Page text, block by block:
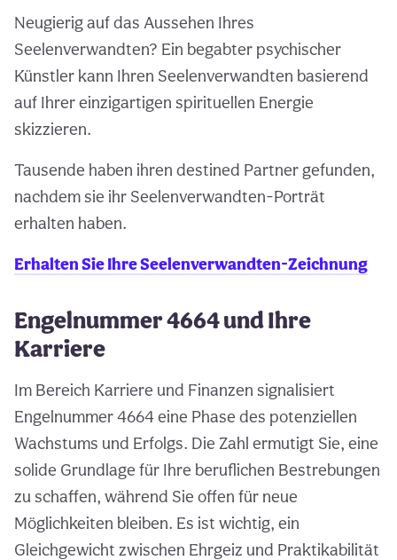
Neugierig auf das Aussehen Ihres
Seelenverwandten? Ein begabter psychischer
Künstler kann Ihren Seelenverwandten basierend
auf Ihrer einzigartigen spirituellen Energie
skizzieren.
Tausende haben ihren destined Partner gefunden,
nachdem sie ihr Seelenverwandten-Porträt
erhalten haben.
Erhalten Sie Ihre Seelenverwandten-Zeichnung
Engelnummer 4664 und Ihre
Karriere
Im Bereich Karriere und Finanzen signalisiert
Engelnummer 4664 eine Phase des potenziellen
Wachstums und Erfolgs. Die Zahl ermutigt Sie, eine
solide Grundlage für Ihre beruflichen Bestrebungen
zu schaffen, während Sie offen für neue
Möglichkeiten bleiben. Es ist wichtig, ein
Gleichgewicht zwischen Ehrgeiz und Praktikabilität